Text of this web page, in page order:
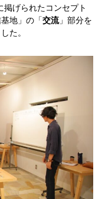
掲げられたコンセプト
地」の「交流」部分を
た。